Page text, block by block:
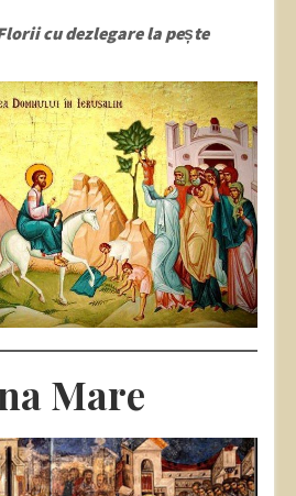
cu dezlegare la pește
Mare